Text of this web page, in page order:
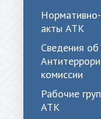
акты АТК
Сведения об
комиссии
Рабочие
АТК